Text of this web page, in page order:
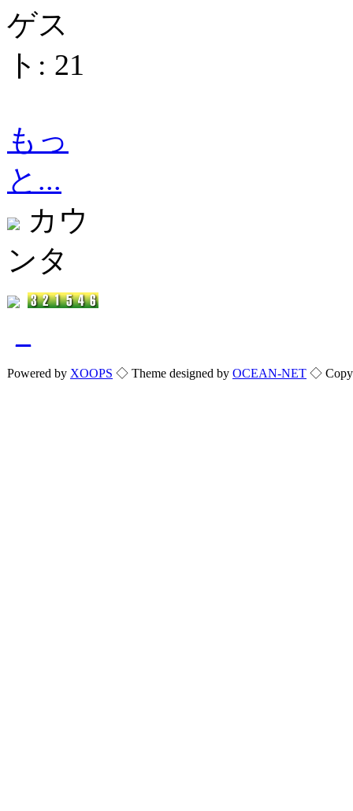
ゲス
ト: 21
もっ
と...
カウ
ンタ
Powered by XOOPS ◇ Theme designed by OCEAN-NET ◇